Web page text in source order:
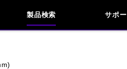
製品検索 サポ
お
よ